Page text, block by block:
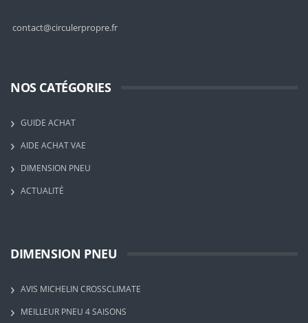
contact@circulerpropre.fr
NOS CATÉGORIES
GUIDE ACHAT
AIDE ACHAT VAE
DIMENSION PNEU
ACTUALITÉ
DIMENSION PNEU
AVIS MICHELIN CROSSCLIMATE
MEILLEUR PNEU 4 SAISONS